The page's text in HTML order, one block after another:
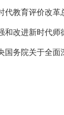
代教育评价改革
和改进新时代师
国务院关于全